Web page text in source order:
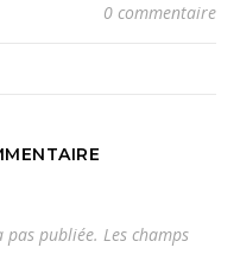
0 commentaire
pas publiée. Les champs